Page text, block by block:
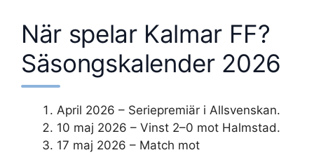
När spelar Kalmar FF?
Säsongskalender 2026
April 2026 – Seriepremiär i Allsvenskan.
10 maj 2026 – Vinst 2–0 mot Halmstad.
17 maj 2026 – Match mot